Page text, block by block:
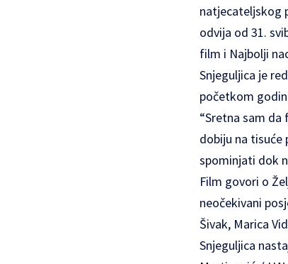
natjecateljskog
odvija od 31.
film i Najbolji
Snjeguljica je
početkom
“Sretna sam
dobiju na tisuće
spominjati dok
Film govori o
neočekivani
Šivak, Marica
Snjeguljica